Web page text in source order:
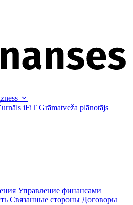
iFiT Grāmatveža plānotājs
Управление финансами
Связанные стороны Договоры